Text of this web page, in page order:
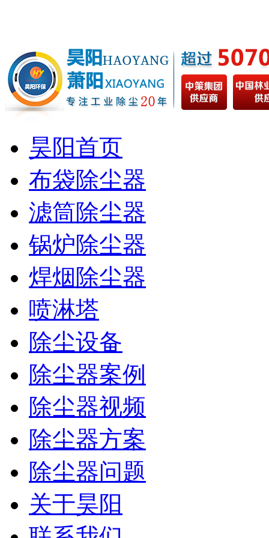
昊阳首页
布袋除尘器
滤筒除尘器
锅炉除尘器
焊烟除尘器
喷淋塔
除尘设备
除尘器案例
除尘器视频
除尘器方案
除尘器问题
关于昊阳